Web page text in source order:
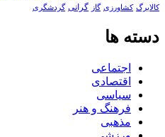
کالابرگ کشاورزی گاز گرانی گردشگری
دسته ها
اجتماعی
اقتصادی
سیاسی
فرهنگ و هنر
مذهبی